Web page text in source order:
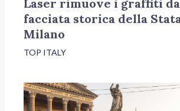
Laser rimuove i graffiti
facciata storica della
Milano
TOP ITALY